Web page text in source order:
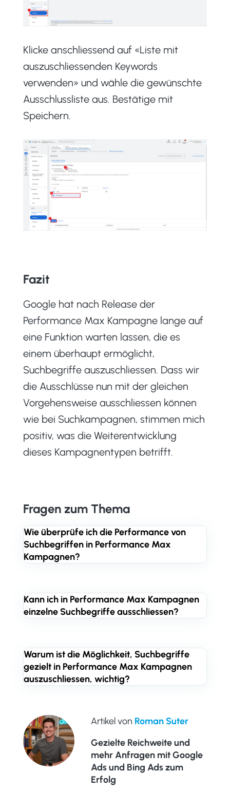
Klicke anschliessend auf «Liste mit
auszuschliessenden Keywords
verwenden» und wähle die gewünschte
Ausschlussliste aus. Bestätige mit
Speichern.
Fazit
Google hat nach Release der
Performance Max Kampagne lange auf
eine Funktion warten lassen, die es
einem überhaupt ermöglicht,
Suchbegriffe auszuschliessen. Dass wir
die Ausschlüsse nun mit der gleichen
Vorgehensweise ausschliessen können
wie bei Suchkampagnen, stimmen mich
positiv, was die Weiterentwicklung
dieses Kampagnentypen betrifft.
Fragen zum Thema
Wie überprüfe ich die Performance von
Suchbegriffen in Performance Max
Kampagnen?
Kann ich in Performance Max Kampagnen
einzelne Suchbegriffe ausschliessen?
Warum ist die Möglichkeit, Suchbegriffe
gezielt in Performance Max Kampagnen
auszuschliessen, wichtig?
Artikel von Roman Suter
Gezielte Reichweite und
mehr Anfragen mit Google
Ads und Bing Ads zum
Erfolg